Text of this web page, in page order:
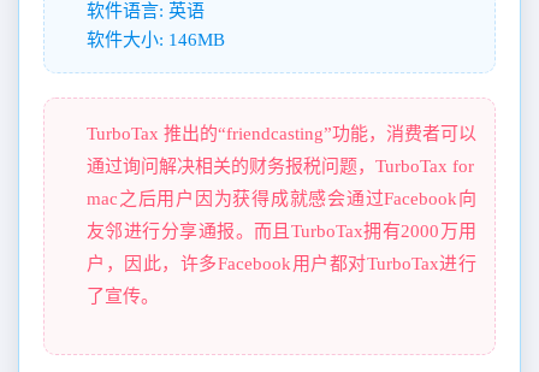
软件语言: 英语
软件大小: 146MB
TurboTax 推出的“friendcasting”功能，消费者可以
通过询问解决相关的财务报税问题，TurboTax for
mac之后用户因为获得成就感会通过Facebook向
友邻进行分享通报。而且TurboTax拥有2000万用
户，因此，许多Facebook用户都对TurboTax进行
了宣传。